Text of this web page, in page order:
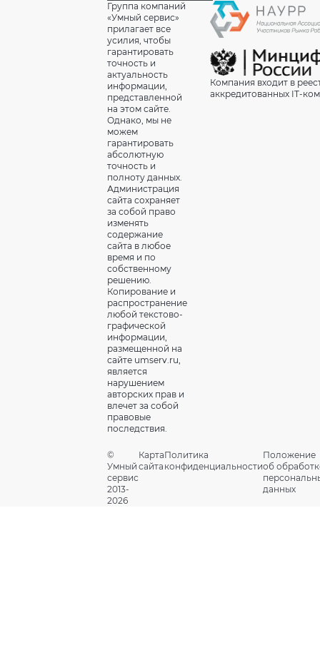
Группа компаний
«Умный сервис»
прилагает все
усилия, чтобы
гарантировать
точность и
актуальность
информации,
представленной
на этом сайте.
Однако, мы не
можем
гарантировать
абсолютную
точность и
полноту данных.
Администрация
сайта сохраняет
за собой право
изменять
содержание
сайта в любое
время и по
собственному
решению.
Копирование и
распространение
любой текстово-
графической
информации,
размещенной на
сайте umserv.ru,
является
нарушением
авторских прав и
влечет за собой
правовые
последствия.
Компания входит в
аккредитованных IT-
©
Умный
сервис
2013-
2026
Карта
сайта
Политика
конфиденциальности
Положение
об
данных